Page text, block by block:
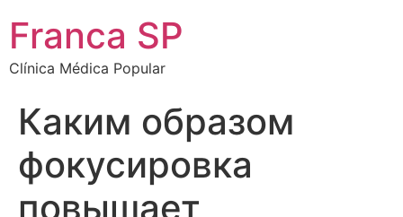
Franca SP
Clínica Médica Popular
Каким образом
фокусировка
повышает